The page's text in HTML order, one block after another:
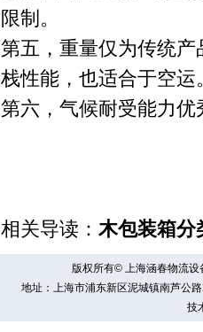
限制。
第五，重量仅为传统
栈性能，也适合于空运
第六，气候耐受能力
相关导读： 木包装箱
版权所有© 上海涵春物流
地址：上海市浦东新区泥城镇南芦公
技